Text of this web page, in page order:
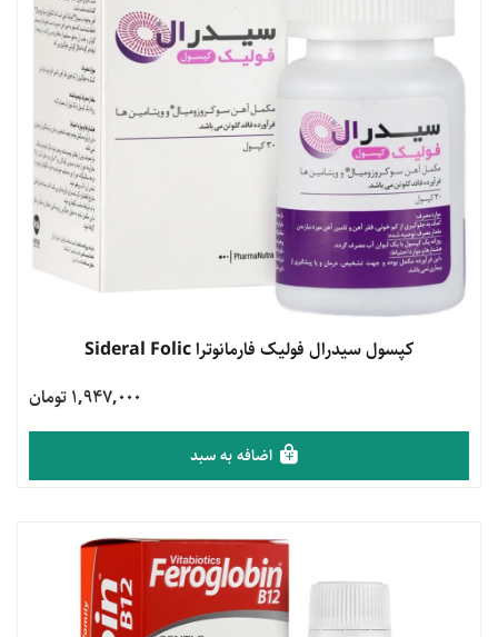
مشاهده محصول
کپسول سیدرال فولیک فارمانوترا Sideral Folic
1,947,000 تومان
اضافه به سبد